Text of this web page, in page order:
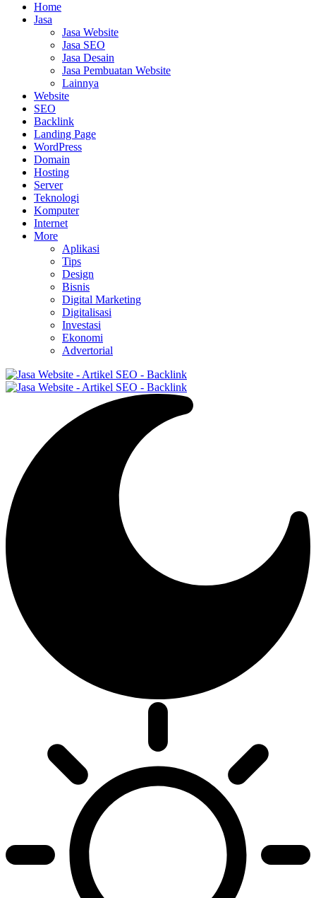
Home
Jasa
Jasa Website
Jasa SEO
Jasa Desain
Jasa Pembuatan Website
Lainnya
Website
SEO
Backlink
Landing Page
WordPress
Domain
Hosting
Server
Teknologi
Komputer
Internet
More
Aplikasi
Tips
Design
Bisnis
Digital Marketing
Digitalisasi
Investasi
Ekonomi
Advertorial